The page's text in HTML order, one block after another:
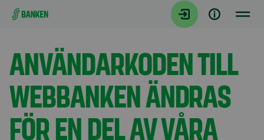
Gå direkt till innehållet
Aktuellt
ANVÄNDARKODEN TILL
WEBBANKEN ÄNDRAS
FÖR EN DEL AV VÅRA